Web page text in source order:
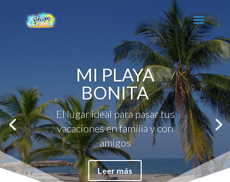
MI PLAYA
BONITA
El lugar ideal para pasar tus
vacaciones en familia y con
amigos
Leer más